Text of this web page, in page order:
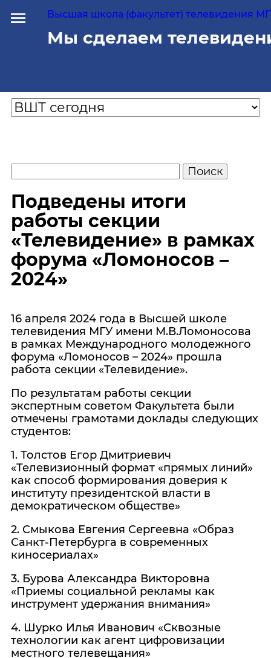
Высшая школа (факультет) телевидения
Мы сделаем
Подведены итоги
работы секции
«Телевидение» в рамках
форума «Ломоносов –
2024»
16 апреля 2024 года в Высшей школе
телевидения МГУ имени М.В.Ломоносова
в рамках Международного молодежного
форума «Ломоносов – 2024» прошла
работа секции «Телевидение».
По результатам работы секции
экспертным советом Факультета были
отмечены грамотами доклады следующих
студентов:
1. Толстов Егор Дмитриевич
«Телевизионный формат «прямых линий»
как способ формирования доверия к
институту президентской власти в
демократическом обществе»
2. Смыкова Евгения Сергеевна «Образ
Санкт-Петербурга в современных
киносериалах»
3. Бурова Александра Викторовна
«Приемы социальной рекламы как
инструмент удержания внимания»
4. Шурко Илья Иванович «Сквозные
технологии как агент цифровизации
местного телевещания»